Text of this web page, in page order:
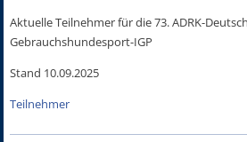
Aktuelle Teilnehmer für die 73. ADRK-
Gebrauchshundesport-IGP
Stand 10.09.2025
Teilnehmer